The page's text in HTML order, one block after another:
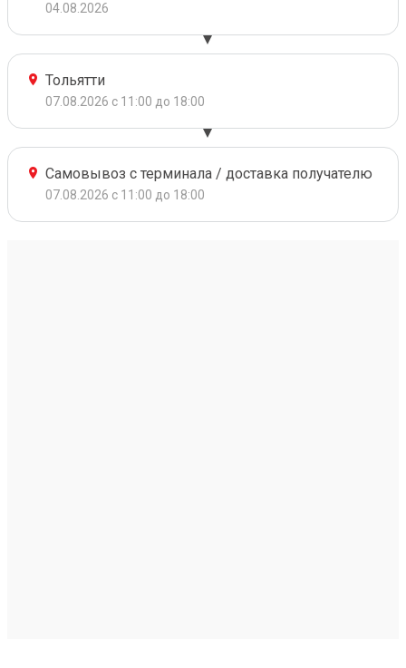
04.08.2026
Тольятти
07.08.2026 с 11:00 до 18:00
Самовывоз с терминала / доставка получателю
07.08.2026 с 11:00 до 18:00